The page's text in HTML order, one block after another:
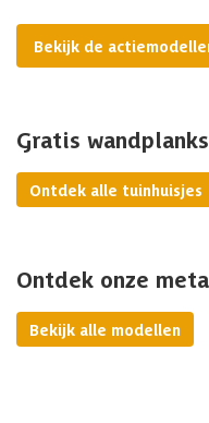
Bekijk de
Gratis
Ontdek alle tuinhuisjes
Ontdek onze
Bekijk alle modellen